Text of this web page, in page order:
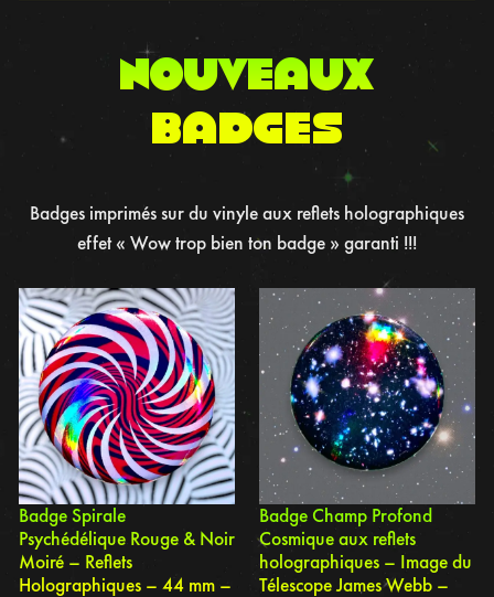
NOUVEAUX
BADGES
Badges imprimés sur du vinyle aux reflets holographiques
effet « Wow trop bien ton badge » garanti !!!
Badge Spirale
Psychédélique Rouge & Noir
Moiré – Reflets
Holographiques – 44 mm –
Badge Champ Profond
Cosmique aux reflets
holographiques – Image du
Télescope James Webb –